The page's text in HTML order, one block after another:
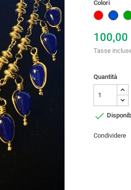
Colori
RossoBlu
100,00
Tasse
Quantità

Condividere